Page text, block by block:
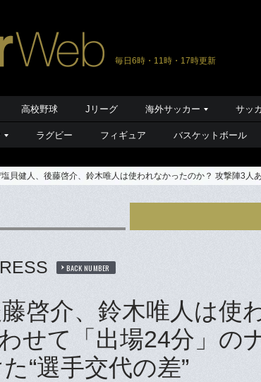
毎日6時・11時・17時更新
高校野球 Jリーグ 海外サッカー サッ
ラグビー フィギュア バスケットボール
貝健人、後藤啓介、鈴木唯人は使われなかったのか？ 攻撃陣3
BACK NUMBER
啓介、鈴木唯人は使
せて「出場24分」の
“選手交代の差”